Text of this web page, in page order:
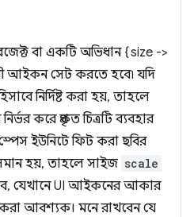
বা একটি অভিধান {size ->
আইকন সেট করতে হবে৷ যদি
নির্দিষ্ট করা হয়, তাহলে
করে প্রকৃত চিত্রটি ব্যবহার
ইউনিটে ফিট করা ছবির
হয়, তাহলে সাইজ scale
যেখানে UI আইকনের আকার
করা আবশ্যক। মনে রাখবেন যে